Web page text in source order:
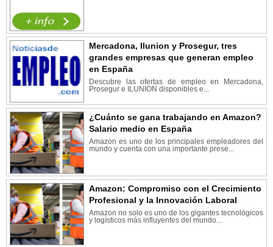
Mercadona, Ilunion y Prosegur, tres
grandes empresas que generan empleo
en España
Descubre las ofertas de empleo en Mercadona,
Prosegur e ILUNION disponibles e...
¿Cuánto se gana trabajando en Amazon?
Salario medio en España
Amazon es uno de los principales empleadores del
mundo y cuenta con una importante prese...
Amazon: Compromiso con el Crecimiento
Profesional y la Innovación Laboral
Amazon no solo es uno de los gigantes tecnológicos
y logísticos más influyentes del mundo...